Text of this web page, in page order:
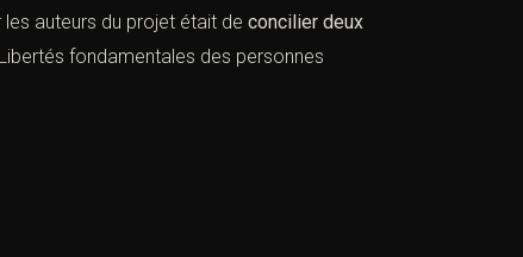
auteurs du projet était de concilier deux
fondamentales des personnes